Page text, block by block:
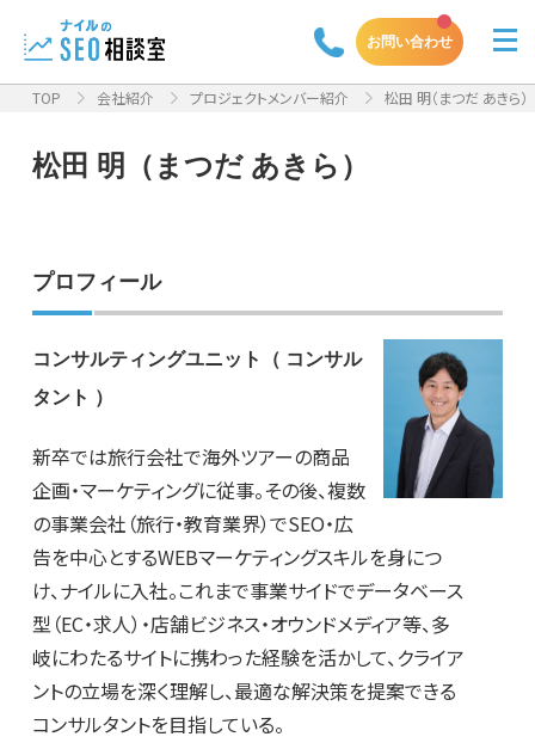
お問い合わせ
TOP 会社紹介 プロジェクトメンバー紹介 松田 明（まつだ あきら）
松田 明（まつだ あきら）
プロフィール
コンサルティングユニット（ コンサル
タント ）
新卒では旅行会社で海外ツアーの商品
企画・マーケティングに従事。その後、複数
の事業会社（旅行・教育業界）でSEO・広
告を中心とするWEBマーケティングスキルを身につ
け、ナイルに入社。これまで事業サイドでデータベース
型（EC・求人）・店舗ビジネス・オウンドメディア等、多
岐にわたるサイトに携わった経験を活かして、クライア
ントの立場を深く理解し、最適な解決策を提案できる
コンサルタントを目指している。